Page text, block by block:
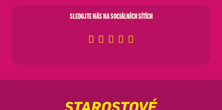
SLEDUJTE NÁS NA SOCIÁLNÍCH SÍTÍCH